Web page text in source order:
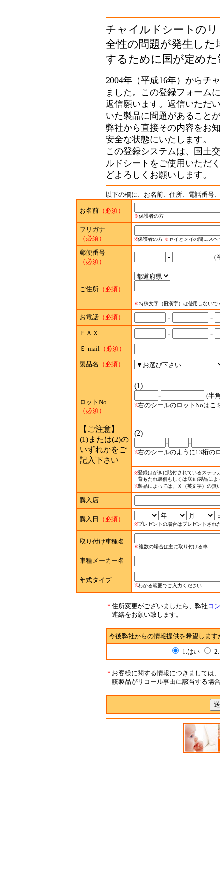
チャイルドシートの
全性の問題が発生した
するために国が定め
2004年（平成16年）からチ
ました。この登録フォーム
返信願います。返信いただ
いた製品に問題があること
弊社から直接その内容をお
安全な状態にいたします。
この登録システムは、国土
ルドシートをご使用いただ
どよろしくお願いします。
以下の欄に、お名前、住所、電話番号
お名前 （必須）
※保護者の方
フリガナ
（必須）
※保護者の方 ※セイとメイの間にスペ
郵便番号
（必須）
-
ご住所 （必須）
※特殊文字（旧漢字）は使用しないで
お電話 （必須） - -
ＦＡＸ - -
Ｅ-mail （必須）
製品名 （必須）
ロットNo.
（必須）
【ご注意】
(1)または(2)の
いずれかをご
記入下さい
(1)
-
(半
※右のシールのロットNoはこ
(2)
-
-
※右のシールのように13桁の
※登録はがきに貼付されているステッ
背もたれ裏側もしくは底面(製品に
※製品によっては、Ｘ（英文字）の無
購入店
購入日 （必須） 年 月
※プレゼントの場合はプレゼントされ
取り付け車種名
※複数の場合は主に取り付ける車
車種メーカー名
年式タイプ
※わかる範囲でご入力ください
＊ 住所変更がございましたら、弊社 コ
連絡をお願い致します。
今後弊社からの情報提供を希望します
1.はい
＊ お客様に関する情報につきましては
該製品がリコール事由に該当する場